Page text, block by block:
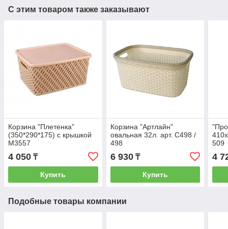
С этим товаром также заказывают
Корзина "Плетенка"
(350*290*175) с крышкой
М3557
4 050 ₸
Купить
Корзина "Артлайн"
овальная 32л. арт. С498 /
498
6 930₸
Купить
509
4
Подобные товары компании